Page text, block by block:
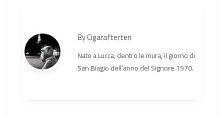
ByCigarafterten
Nato a Lucca, dentro le mura, il giorno di
San Biagio dell’anno del Signore 1970.